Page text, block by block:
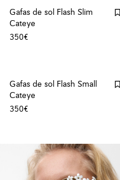
Gafas de sol Flash Slim
Cateye
350€
Gafas de sol Flash Small
Cateye
350€